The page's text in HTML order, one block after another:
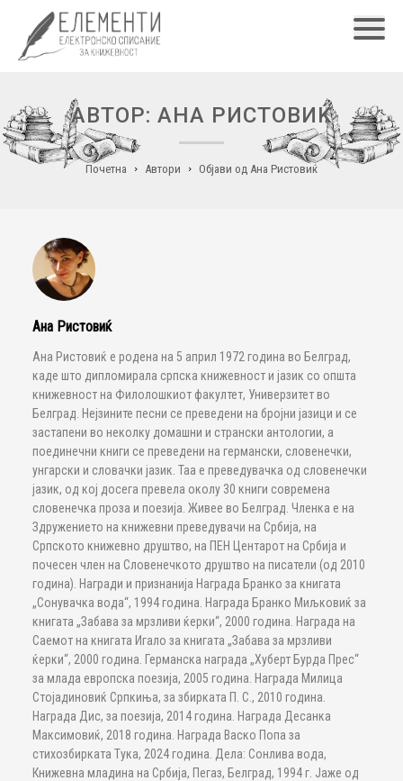
АВТОР: АНА РИСТОВИЌ
Почетна Автори Објави од Ана Ристовиќ
Ана Ристовиќ
Ана Ристовиќ е родена на 5 април 1972 година во Белград,
каде што дипломирала српска книжевност и јазик со општа
книжевност на Филолошкиот факултет, Универзитет во
Белград. Нејзините песни се преведени на бројни јазици и се
застапени во неколку домашни и странски антологии, а
поединечни книги се преведени на германски, словенечки,
унгарски и словачки јазик. Таа е преведувачка од словенечки
јазик, од кој досега превела околу 30 книги современа
словенечка проза и поезија. Живее во Белград. Членка е на
Здружението на книжевни преведувачи на Србија, на
Српското книжевно друштво, на ПЕН Центарот на Србија и
почесен член на Словенечкото друштво на писатели (од 2010
година). Награди и признанија Награда Бранко за книгата
„Сонувачка вода“, 1994 година. Награда Бранко Миљковиќ за
книгата „Забава за мрзливи ќерки“, 2000 година. Награда на
Саемот на книгата Игало за книгата „Забава за мрзливи
ќерки“, 2000 година. Германска награда „Хуберт Бурда Прес“
за млада европска поезија, 2005 година. Награда Милица
Стојадиновиќ Српкиња, за збирката П. С., 2010 година.
Награда Дис, за поезија, 2014 година. Награда Десанка
Максимовиќ, 2018 година. Награда Васко Попа за
стихозбирката Тука, 2024 година. Дела: Сонлива вода,
Книжевна младина на Србија, Пегаз, Белград, 1994 г. Јаже од